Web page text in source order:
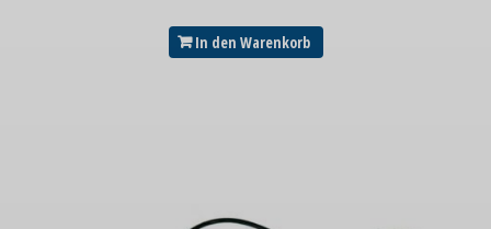
In den Warenkorb